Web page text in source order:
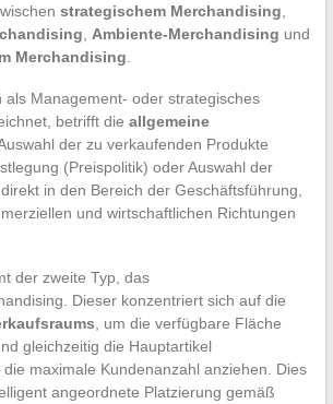
strategischem Merchandising
Ambiente-Merchandising und
Merchandising
als Management- oder strategisches
betrifft die allgemeine
der zu verkaufenden Produkte
(Preispolitik) oder Auswahl der
in den Bereich der Geschäftsführung,
und wirtschaftlichen Richtungen
der zweite Typ, das
Dieser konzentriert sich auf die
, um die verfügbare Fläche
gleichzeitig die Hauptartikel
maximale Kundenanzahl anziehen. Dies
angeordnete Platzierung gemäß